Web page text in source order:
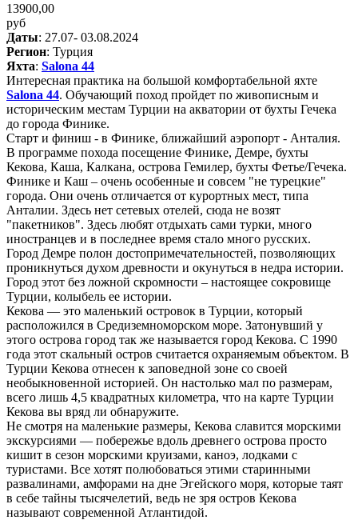
13900,00
руб
Даты: 27.07- 03.08.2024
Регион: Турция
Яхта: Salona 44
Интересная практика на большой комфортабельной яхте
Salona 44. Обучающий поход пройдет по живописным и
историческим местам Турции на акватории от бухты Гечека
до города Финике.
Старт и финиш - в Финике, ближайший аэропорт - Анталия.
В программе похода посещение Финике, Демре, бухты
Кекова, Каша, Калкана, острова Гемилер, бухты Фетье/Гечека.
Финике и Каш – очень особенные и совсем "не турецкие"
города. Они очень отличается от курортных мест, типа
Анталии. Здесь нет сетевых отелей, сюда не возят
"пакетников". Здесь любят отдыхать сами турки, много
иностранцев и в последнее время стало много русских.
Город Демре полон достопримечательностей, позволяющих
проникнуться духом древности и окунуться в недра истории.
Город этот без ложной скромности – настоящее сокровище
Турции, колыбель ее истории.
Кекова — это маленький островок в Турции, который
расположился в Средиземноморском море. Затонувший у
этого острова город так же называется город Кекова. С 1990
года этот скальный остров считается охраняемым объектом. В
Турции Кекова отнесен к заповедной зоне со своей
необыкновенной историей. Он настолько мал по размерам,
всего лишь 4,5 квадратных километра, что на карте Турции
Кекова вы вряд ли обнаружите.
Не смотря на маленькие размеры, Кекова славится морскими
экскурсиями — побережье вдоль древнего острова просто
кишит в сезон морскими круизами, каноэ, лодками с
туристами. Все хотят полюбоваться этими старинными
развалинами, амфорами на дне Эгейского моря, которые таят
в себе тайны тысячелетий, ведь не зря остров Кекова
называют современной Атлантидой.